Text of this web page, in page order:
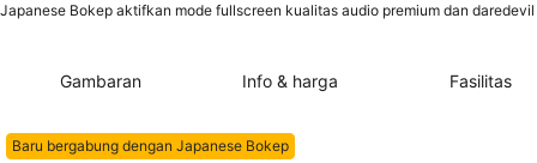
Japanese Bokep aktifkan mode fullscreen kualitas audio premium dan
Gambaran Info & harga Fasilitas
Baru bergabung dengan Japanese Bokep